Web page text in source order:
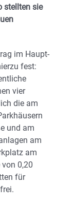
stellten sie
im Haupt-
fest:
vier
die am
und am
am
am
0,20
für